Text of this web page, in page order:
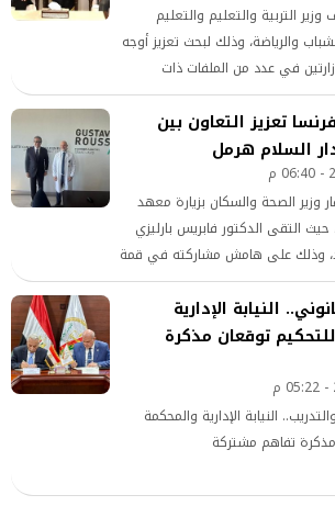
التربية والتعليم والتعليم
والرياضة، وذلك لبحث تعزيز أوجه
في عدد من الملفات ذات
تطوير منظومة الرياضة
المواهب الرياضية.
تعزيز التعاون بين
السلام هرمل
وزير الصحة والسكان بزيارة معهد
التقى الدكتور فابريس بارليزي
وذلك على هامش مشاركته في قمة
النيابة الإدارية
توقعان مذكرة
النيابة الإدارية والمحكمة
مذكرة تفاهم مشتركة